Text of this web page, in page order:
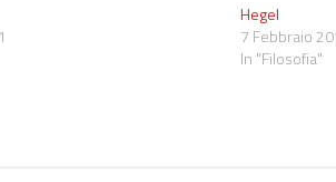
Hegel
7 Febbraio
In "Filosofia"